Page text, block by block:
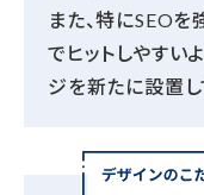
また、特にSEO
でヒットしやすい
ジを新たに設置し